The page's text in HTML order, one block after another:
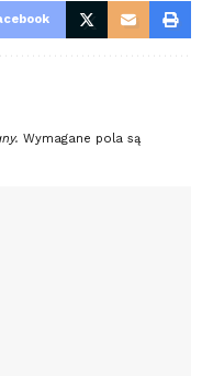
Wymagane pola są